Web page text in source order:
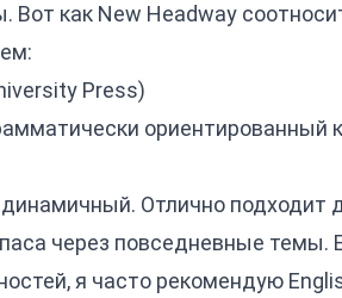
как New Headway
Press)
ориентированный
Отлично подходит
через повседневные темы.
я часто рекомендую